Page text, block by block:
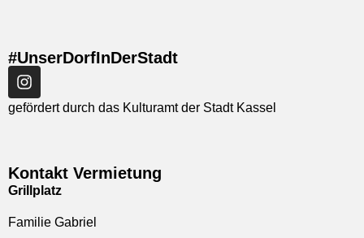
#UnserDorfInDerStadt
gefördert durch das Kulturamt der Stadt Kassel
Kontakt Vermietung
Grillplatz
Familie Gabriel